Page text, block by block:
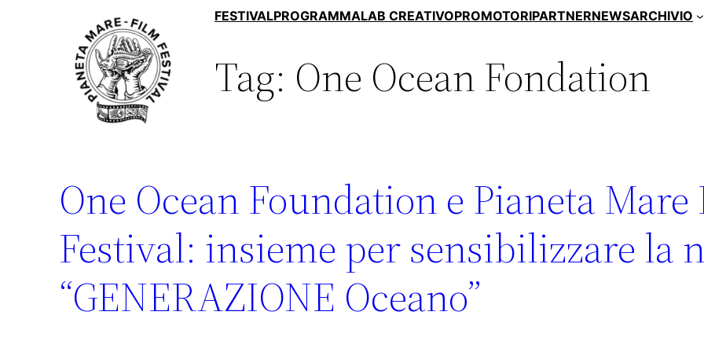
FESTIVALPROGRAMMALAB CREATIVOPROMOTORIPARTNERNEWSARCHIVIO
Tag: One Ocean Fondation
One Ocean Foundation e Pianeta
Festival: insieme per sensibilizzare la
“GENERAZIONE Oceano”